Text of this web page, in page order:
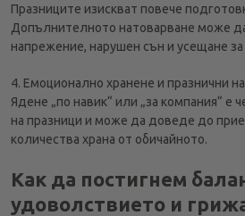
Празниците изискват повече
Допълнителното натоварване може
напрежение, нарушен сън и усещане
4. Емоционално хранене и празнични
Ядене „по навик“ или „за компания“ е
на празници и може да доведе до
количества храна от обичайното.
Как да постигнем
удоволствието и